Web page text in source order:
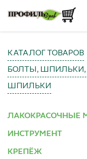
КАТАЛОГ ТОВАРОВ
БОЛТЫ, ШПИЛЬКИ,
ШПИЛЬКИ
ЛАКОКРАСОЧНЫЕ
ИНСТРУМЕНТ
КРЕПЁЖ